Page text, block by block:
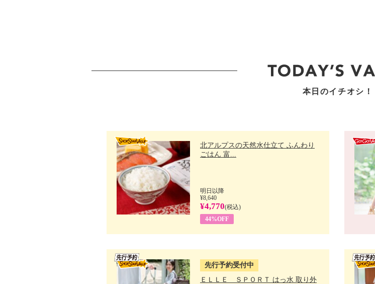
本日のイチオシ！
北アルプスの天然水仕立て ふんわり
ごはん 富...
明日以降
¥8,640
¥4,770(税込)
44%OFF
先行予約受付中
ＥＬＬＥ ＳＰＯＲＴ はっ水 取り外